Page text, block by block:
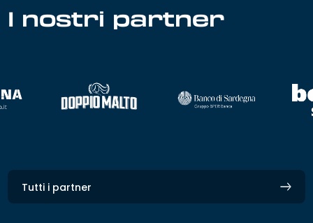
I nostri partner
Tutti i partner